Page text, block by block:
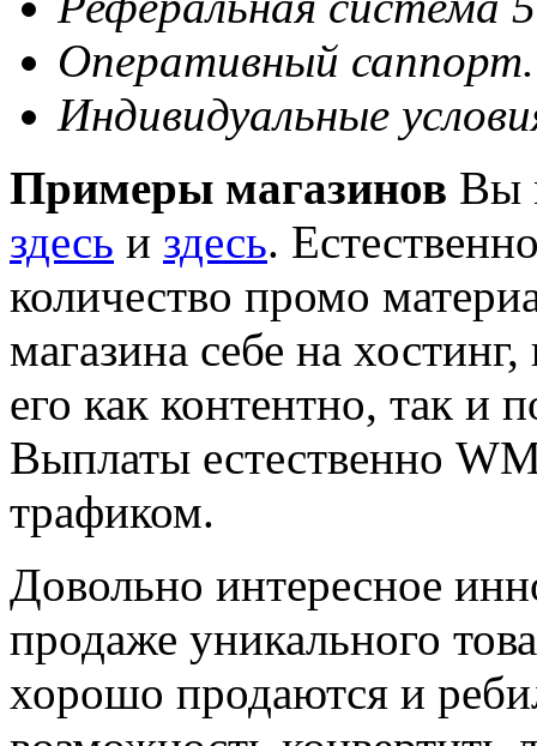
Оперативный саппорт.
Индивидуальные
Примеры магазинов Вы
здесь и здесь.
количество промо
магазина себе на
его как контентно, так и
Выплаты естественно
трафиком.
Довольно интересное
продаже уникального
хорошо продаются и